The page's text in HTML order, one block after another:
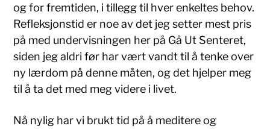
og for fremtiden, i tillegg til hver enkeltes behov.
Refleksjonstid er noe av det jeg setter mest pris
på med undervisningen her på Gå Ut Senteret,
siden jeg aldri før har vært vandt til å tenke over
ny lærdom på denne måten, og det hjelper meg
til å ta det med meg videre i livet.
Nå nylig har vi brukt tid på å meditere og